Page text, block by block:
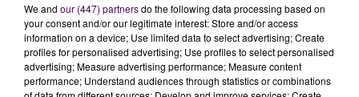
ce thème, nous partageons la même volonté
politique, il y aura des trains à l’hydrogène sur cet
axe, etnon pas un ou deux comme le prévoient
d’autres régions, mais bien une quinzaine"affirme la
We and our (447) partnersdo the following data processing based on
your consent and/or our legitimate interest: Store and/or access
information on a device; Use limited data to select advertising; Create
profiles for personalised advertising; Use profiles to select personalised
advertising; Measure advertising performance; Measure content
performance; Understand audiences through statistics or combinations